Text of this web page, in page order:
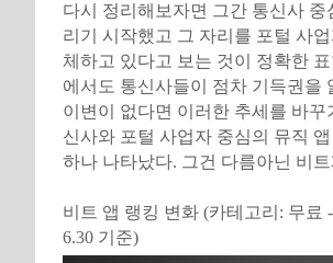
다시 정리해보자면 그간 통신사
리기 시작했고 그 자리를 포털 사
체하고 있다고 보는 것이 정확한
에서도 통신사들이 점차 기득권을
이변이 없다면 이러한 추세를 바
신사와 포털 사업자 중심의 뮤직
하나 나타났다. 그건 다름아닌 비
비트 앱 랭킹 변화 (카테고리: 무료
6.30 기준)